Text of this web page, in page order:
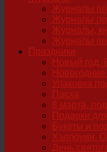
Журналы
Журналы
Журналы,
Журналы
Праздники
Новый год,
Упаковка
Пасха
8 марта,
Подарки
Букеты и
Хэллоуин.
День